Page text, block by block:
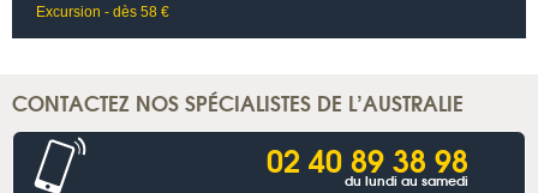
Excursion - dès 58 €
CONTACTEZ NOS SPÉCIALISTES DE L’AUSTRALIE
02 40 89 38 98
du lundi au samedi